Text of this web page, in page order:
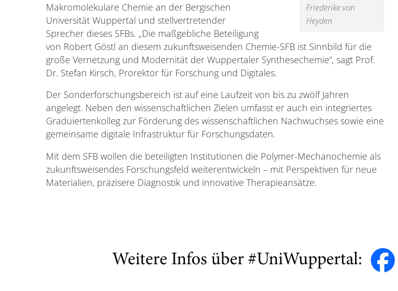
Friederike von
Heyden
Makromolekulare Chemie an der Bergischen
Universität Wuppertal und stellvertretender
Sprecher dieses SFBs. „Die maßgebliche Beteiligung
von Robert Göstl an diesem zukunftsweisenden Chemie-SFB ist Sinnbild für die
große Vernetzung und Modernität der Wuppertaler Synthesechemie“, sagt Prof.
Dr. Stefan Kirsch, Prorektor für Forschung und Digitales.
Der Sonderforschungsbereich ist auf eine Laufzeit von bis zu zwölf Jahren
angelegt. Neben den wissenschaftlichen Zielen umfasst er auch ein integriertes
Graduiertenkolleg zur Förderung des wissenschaftlichen Nachwuchses sowie eine
gemeinsame digitale Infrastruktur für Forschungsdaten.
Mit dem SFB wollen die beteiligten Institutionen die Polymer-Mechanochemie als
zukunftsweisendes Forschungsfeld weiterentwickeln – mit Perspektiven für neue
Materialien, präzisere Diagnostik und innovative Therapieansätze.
Weitere Infos über #UniWuppertal: